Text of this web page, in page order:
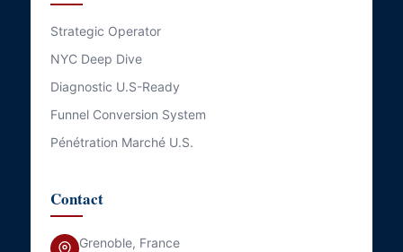
Strategic Operator
NYC Deep Dive
Diagnostic U.S-Ready
Funnel Conversion System
Pénétration Marché U.S.
Contact
Grenoble, France